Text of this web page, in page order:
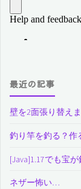
最近の記事
壁を2面張り替え
釣り竿を釣る？作
[Java]1.17でも宝
ネザー怖い…